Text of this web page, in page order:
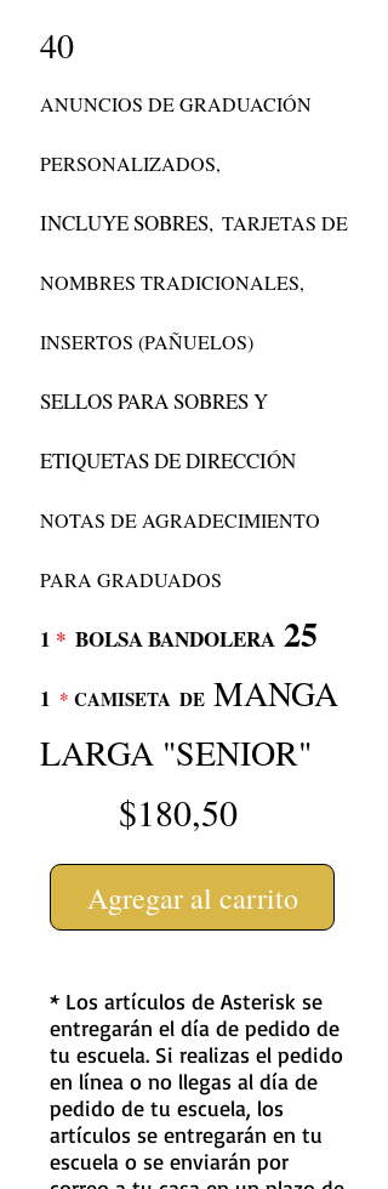
$180,50
40
ANUNCIOS DE GRADUACIÓN
PERSONALIZADOS,
INCLUYE SOBRES, TARJETAS DE
NOMBRES TRADICIONALES,
INSERTOS (PAÑUELOS)
SELLOS PARA SOBRES Y
ETIQUETAS DE DIRECCIÓN
NOTAS DE AGRADECIMIENTO
PARA GRADUADOS
1 * BOLSA BANDOLERA 25
1 * CAMISETA DE MANGA
LARGA "SENIOR"
Agregar al carrito
* Los artículos de Asterisk se
entregarán el día de pedido de
tu escuela. Si realizas el pedido
en línea o no llegas al día de
pedido de tu escuela, los
artículos se entregarán en tu
escuela o se enviarán por